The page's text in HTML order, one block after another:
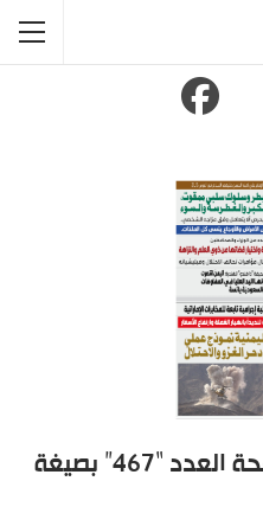
صحيفة الحقيقة – 12 صفحة العدد “467” بصيغة